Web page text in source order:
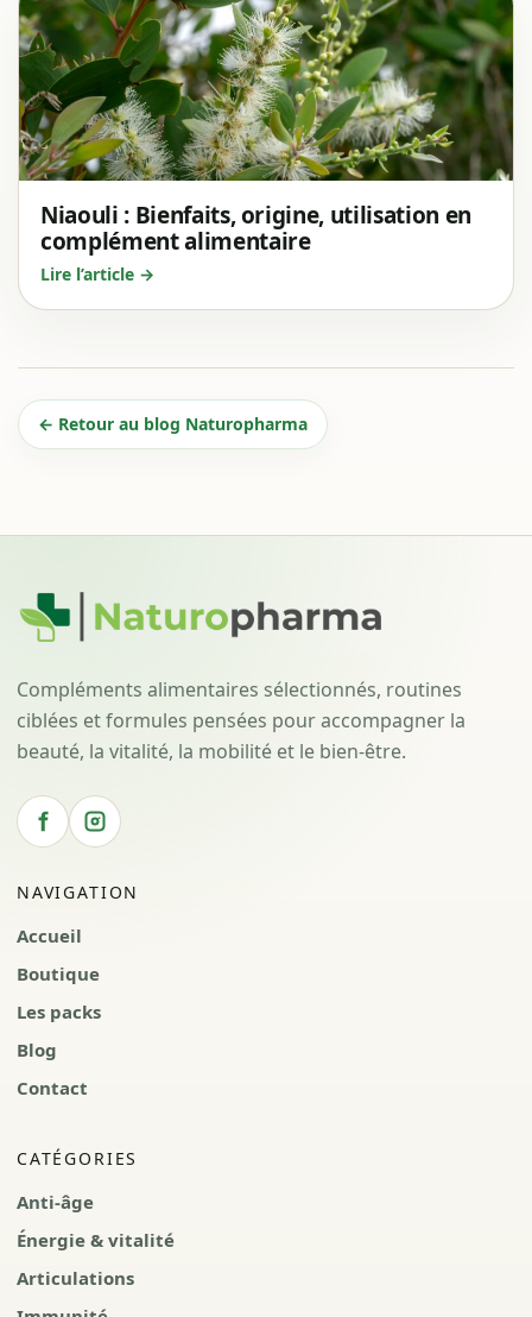
Niaouli : Bienfaits, origine, utilisation en
complément alimentaire
Lire l’article →
← Retour au blog Naturopharma
Compléments alimentaires sélectionnés, routines
ciblées et formules pensées pour accompagner la
beauté, la vitalité, la mobilité et le bien-être.
NAVIGATION
Accueil
Boutique
Les packs
Blog
Contact
CATÉGORIES
Anti-âge
Énergie & vitalité
Articulations